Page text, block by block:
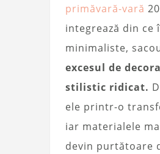
primăvară-vară
integrează din ce
minimaliste,
excesul de
stilistic ridicat.
ele printr-o
iar materialele
devin purtătoare